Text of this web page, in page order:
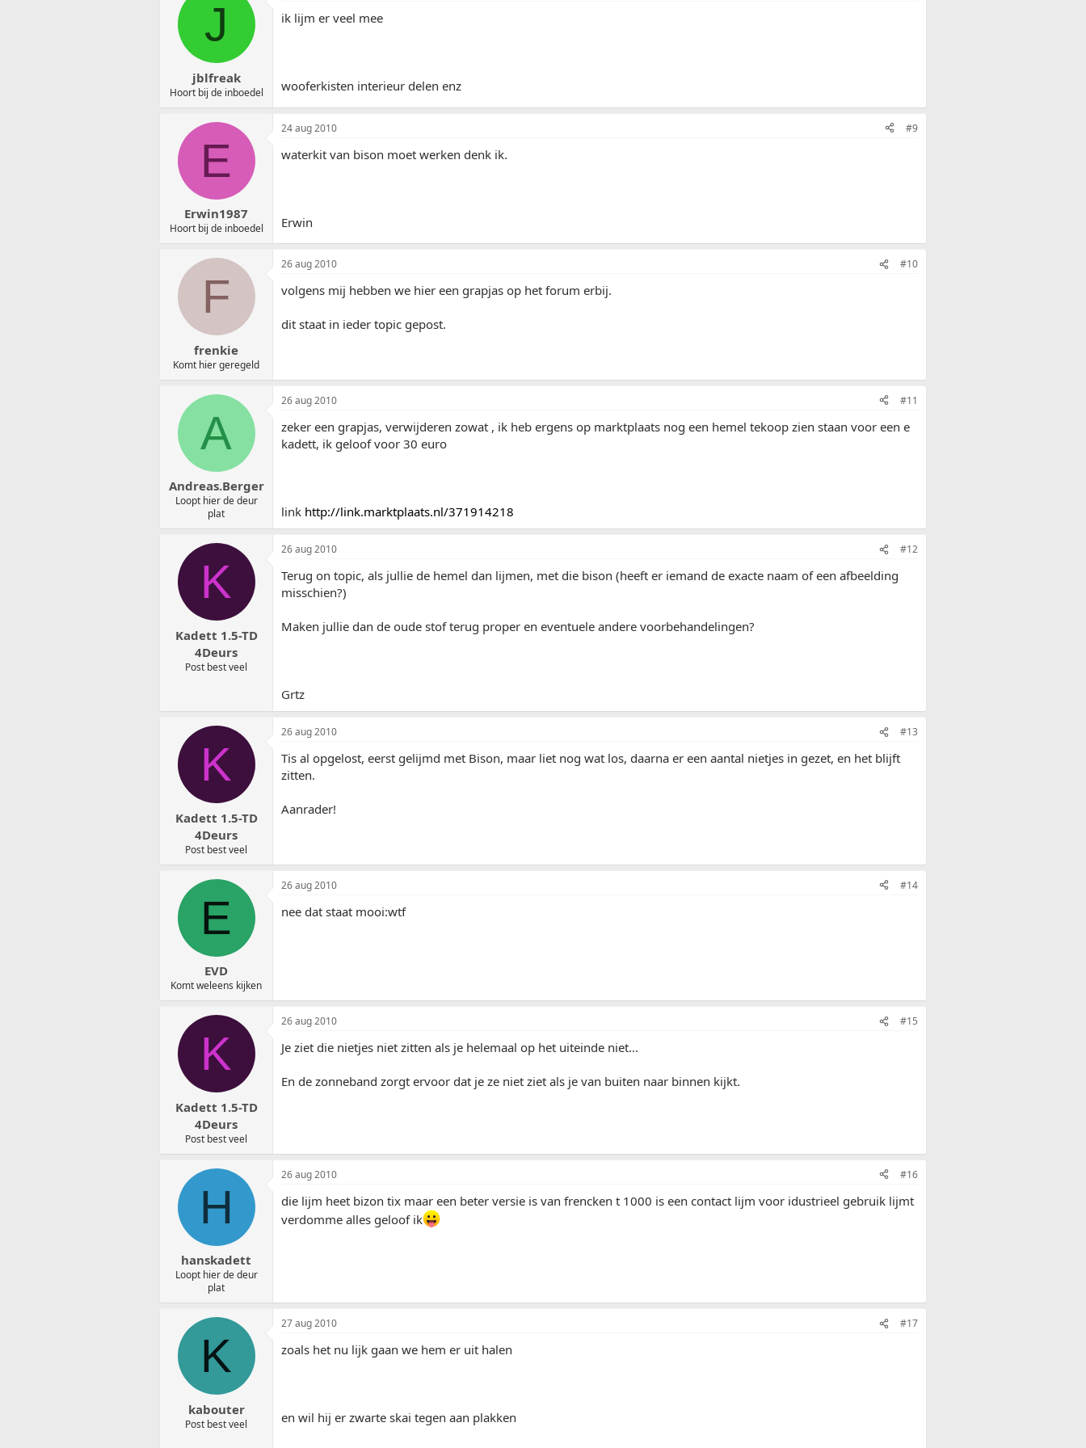
J
jblfreak
Hoort bij de inboedel
ik lijm er veel mee
wooferkisten interieur delen enz
E
Erwin1987
Hoort bij de inboedel
24 aug 2010 #9
waterkit van bison moet werken denk ik.
Erwin
F
frenkie
Komt hier geregeld
26 aug 2010 #10
volgens mij hebben we hier een grapjas op het forum erbij.
dit staat in ieder topic gepost.
A
Andreas.Berger
Loopt hier de deur
plat
26 aug 2010 #11
zeker een grapjas, verwijderen zowat , ik heb ergens op marktplaats nog een hemel tekoop zien staan voor een e
kadett, ik geloof voor 30 euro
link http://link.marktplaats.nl/371914218
K
Kadett 1.5-TD
4Deurs
Post best veel
26 aug 2010 #12
Terug on topic, als jullie de hemel dan lijmen, met die bison (heeft er iemand de exacte naam of een afbeelding
misschien?)
Maken jullie dan de oude stof terug proper en eventuele andere voorbehandelingen?
Grtz
K
Kadett 1.5-TD
4Deurs
Post best veel
26 aug 2010 #13
Tis al opgelost, eerst gelijmd met Bison, maar liet nog wat los, daarna er een aantal nietjes in gezet, en het blijft
zitten.
Aanrader!
E
EVD
Komt weleens kijken
26 aug 2010 #14
nee dat staat mooi:wtf
K
Kadett 1.5-TD
4Deurs
Post best veel
26 aug 2010 #15
Je ziet die nietjes niet zitten als je helemaal op het uiteinde niet...
En de zonneband zorgt ervoor dat je ze niet ziet als je van buiten naar binnen kijkt.
H
hanskadett
Loopt hier de deur
plat
26 aug 2010 #16
die lijm heet bizon tix maar een beter versie is van frencken t 1000 is een contact lijm voor idustrieel gebruik lijmt
verdomme alles geloof ik
K
kabouter
Post best veel
27 aug 2010 #17
zoals het nu lijk gaan we hem er uit halen
en wil hij er zwarte skai tegen aan plakken